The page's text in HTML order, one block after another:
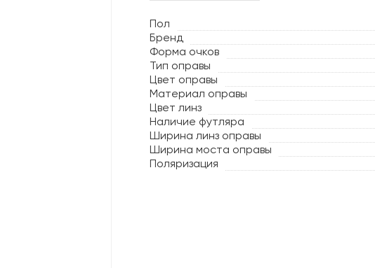
Пол
Бренд
Форма очков
Тип оправы
Цвет оправы
Материал оправы
Цвет линз
Наличие футляра
Ширина линз оправы
Ширина моста оправы
Поляризация